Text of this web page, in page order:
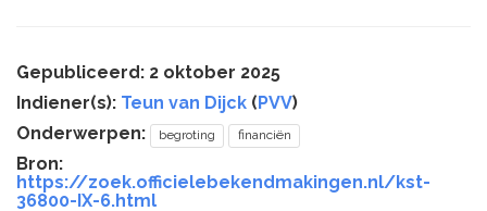
Gepubliceerd: 2 oktober 2025
Indiener(s): Teun van Dijck (PVV)
Onderwerpen:
begroting financiën
Bron:
https://zoek.officielebekendmakingen.nl/kst-
36800-IX-6.html